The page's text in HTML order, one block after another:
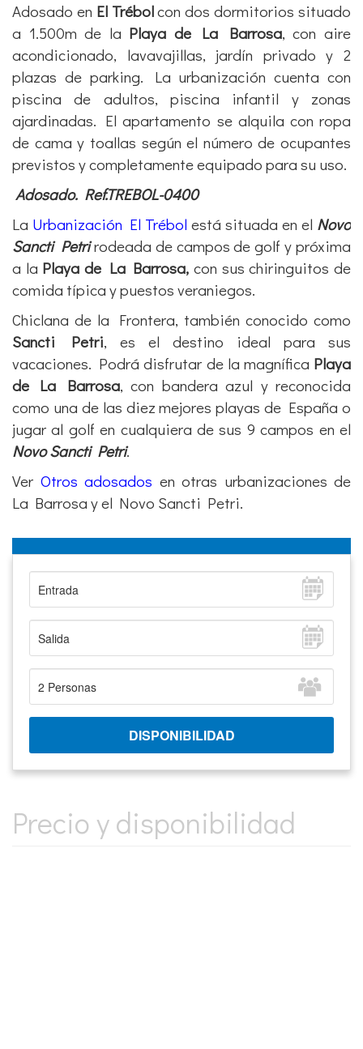
Adosado en El Trébolcon dos dormitorios situado
a 1.500m de la Playa de La Barrosa, con aire
acondicionado, lavavajillas, jardín privado y 2
plazas de parking. La urbanización cuenta con
piscina de adultos, piscina infantil y zonas
ajardinadas. El apartamento se alquila con ropa
de cama y toallas según el número de ocupantes
previstos y completamente equipado para su uso.
Adosado. Ref.TREBOL-0400
La Urbanización El Trébol está situada en el Novo
Sancti Petrirodeada de campos de golf y próxima
a la Playa de La Barrosa, con sus chiringuitos de
comida típica y puestos veraniegos.
Chiclana de la Frontera, también conocido como
Sancti Petri, es el destino ideal para sus
vacaciones. Podrá disfrutar de la magnífica Playa
de La Barrosa, con bandera azul y reconocida
como una de las diez mejores playas de España o
jugar al golf en cualquiera de sus 9 campos en el
Novo Sancti Petri.
Ver Otros adosados en otras urbanizaciones de
La Barrosa y el Novo Sancti Petri.
Precio y disponibilidad